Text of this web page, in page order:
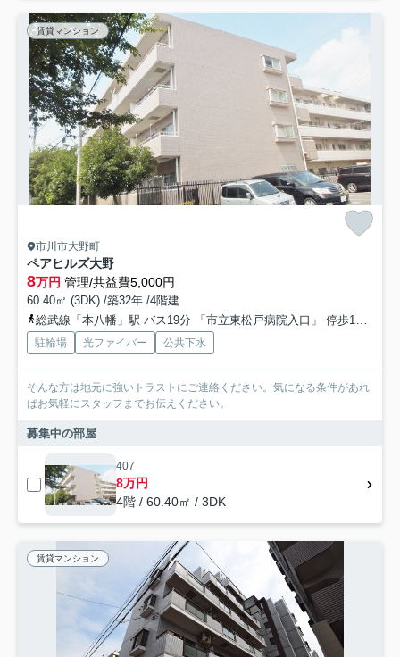
賃貸マンション
市川市大野町
ペアヒルズ大野
8万円 管理/共益費5,000円
60.40㎡ (3DK) /築32年 /4階建
総武線「本八幡」駅 バス19分 「市立東松戸病院入口」 停歩12分
駐輪場 光ファイバー 公共下水
そんな方は地元に強いトラストにご連絡ください。気になる条件があれ
ばお気軽にスタッフまでお伝えください。
募集中の部屋
407
8万円
4階 / 60.40㎡ / 3DK
賃貸マンション